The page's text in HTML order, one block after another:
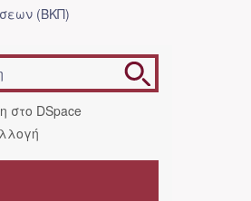
(ΒΚΠ)
στο DSpace